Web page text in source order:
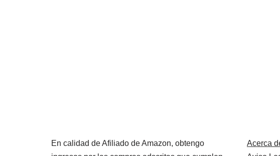
En calidad de Afiliado de Amazon, obtengo
Acerca